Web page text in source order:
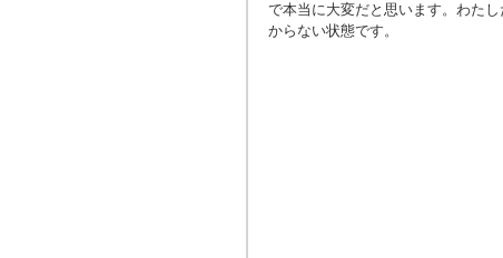
で本当に大変だと思います。わた
からない状態です。